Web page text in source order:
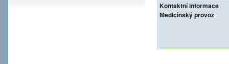
Kontaktní informace
Medicínský provoz